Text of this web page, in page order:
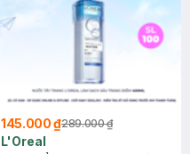
145.000 ₫289.000 ₫
L'Oreal